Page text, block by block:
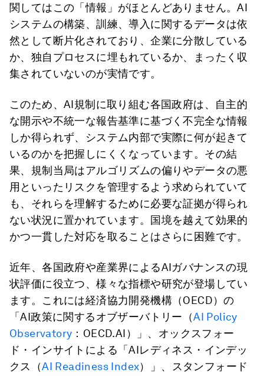
関してはこの「情報」がほとんどありません。AI
システムの構築、訓練、導入に関するデータは依
然として断片化されており、企業に分散している
か、独自プロセスに埋もれているか、まったく収
集されていないのが実情です。
このため、AI規制に取り組む各国政府は、自主的
な開示や不統一な報告基準に基づく不完全な情報
しか得られず、システム内部で実際に何が起きて
いるのかを把握しにくくなっています。その結
果、規制当局はアルゴリズムの偏りやデータの悪
用といったリスクを管理するよう求められていて
も、それらを理解するために必要な証拠が得られ
ない状況に置かれています。国境を越えて効果的
かつ一貫した対応を取ることはさらに困難です。
近年、各国政府や産業界によるAIガバナンスの現
状評価に役立つ、様々な指標や研究が登場してい
ます。これには経済協力開発機構（OECD）の
「AI政策に関するオブザーバトリー（AI Policy
Observatory ：OECD.AI）」、オックスフォー
ド・インサイトによる「AIレディネス・インデッ
クス（AI Readiness Index）」、スタンフォード